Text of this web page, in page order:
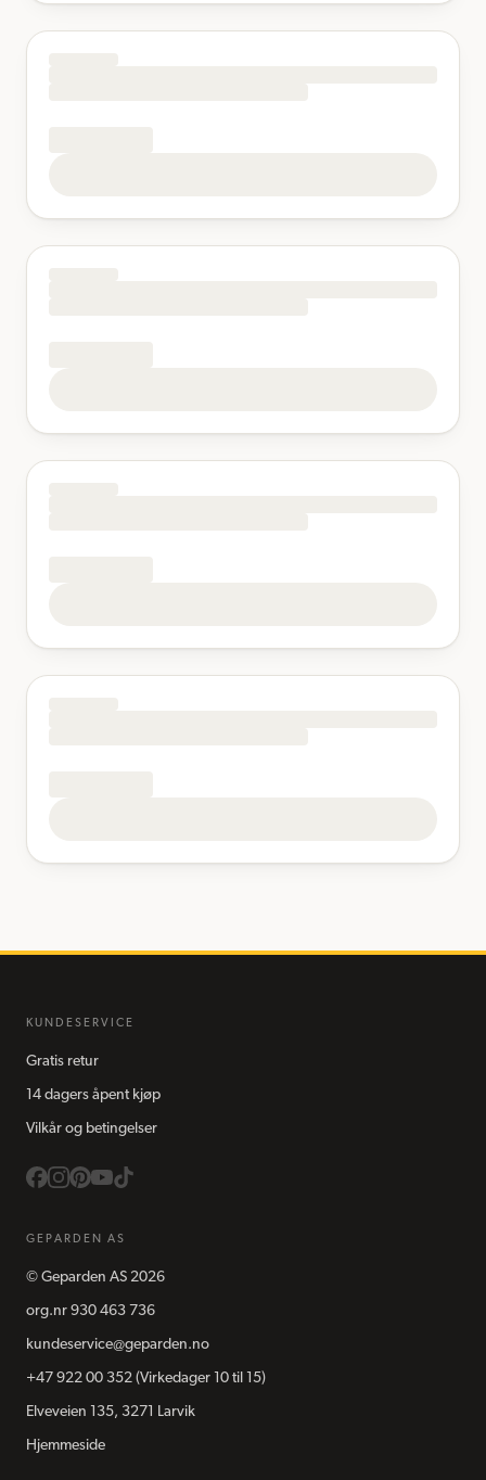
KUNDESERVICE
Gratis retur
14 dagers åpent kjøp
Vilkår og betingelser
GEPARDEN AS
© Geparden AS 2026
org.nr 930 463 736
kundeservice@geparden.no
+47 922 00 352 (Virkedager 10 til 15)
Elveveien 135, 3271 Larvik
Hjemmeside